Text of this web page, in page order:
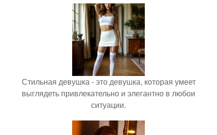
Стильная девушка - это девушка, которая умеет
выглядеть привлекательно и элегантно в любои
ситуации.